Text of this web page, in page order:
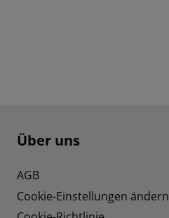
Footer navigation
Über uns
AGB
Cookie-Einstellungen ändern